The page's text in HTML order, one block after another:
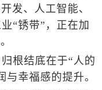
发、人工智能、
“锈带”，正在加
根结底在于“人的
幸福感的提升。